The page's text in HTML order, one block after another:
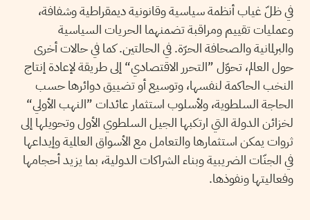
في ظلّ غياب أنظمة سياسية وقانونية ديمقراطية وشفافة،
وعمليات تقييم ومراقبة تضمنهما الحريات السياسية
والبرلمانية والصحافة الحرّة. في الحالتين. كما في حالات أخرى
حول العالم، تحوّل ”التحرر الاقتصادي“ إلى طريقة لإعادة إنتاج
النخب الحاكمة لنفسها، وتوسيع أو تضييق دوائرها حسب
الحاجة السلطوية، ولأسلوب استثمار عائدات ”النهب الأولي“
لخزائن الدولة التي ارتكبها الجيل السلطوي الأول وتحويلها إلى
ثروات يمكن استثمارها والتعامل مع الأسواق العالمية وإيداعها
في الجنّات الضريبية وبناء الشراكات الدولية، بما يزيد أحجامها
وفعاليتها ونفوذها.